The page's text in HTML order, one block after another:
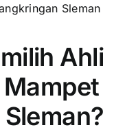
Sleman
Ahli